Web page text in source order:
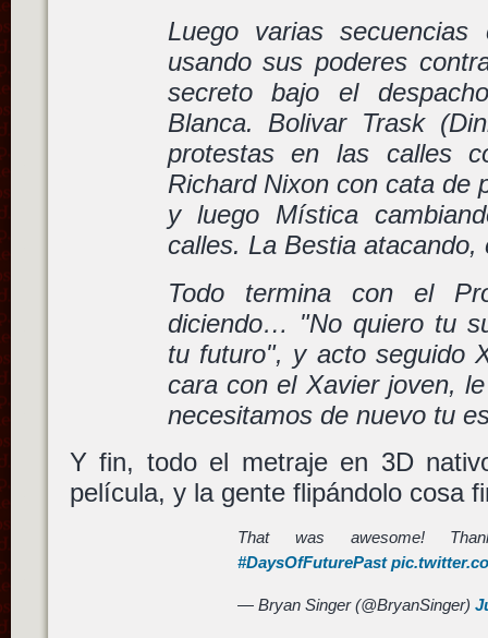
Luego varias
usando sus poderes
secreto bajo el
Blanca. Bolivar Trask
protestas en las calles
Richard Nixon con cata de
y luego Mística
calles. La Bestia atacando,
Todo termina con el
diciendo… "No quiero tu
tu futuro", y acto seguido
cara con el Xavier joven,
necesitamos de nuevo tu
Y fin, todo el metraje en 3D
película, y la gente flipándolo cosa
That was awesome!
#DaysOfFuturePast
— Bryan Singer (@BryanSinger)